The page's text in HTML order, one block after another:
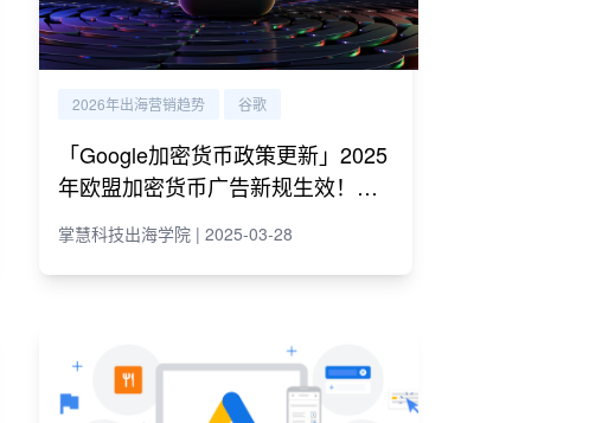
2026年出海营销趋势 谷歌
「Google加密货币政策更新」2025
年欧盟加密货币广告新规生效！Go
掌慧科技出海学院 | 2025-03-28